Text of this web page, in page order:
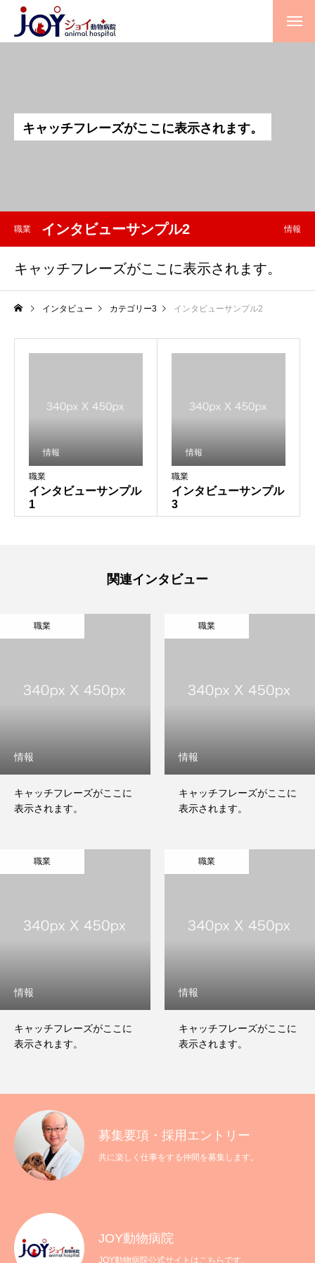
募集要項・採用エントリー
キャ ッチフレーズがこ こ に表示されます。
職業 インタビューサンプル2 情報
キャッチフレーズがここに表示されます。
インタビュー カテゴリー3 インタビューサンプル2
職業
インタビューサンプル
1
情報
職業
インタビューサンプル
3
情報
関連インタビュー
職業
情報
キャッチフレーズがここに
表示されます。
職業
情報
キャッチフレーズがここに
表示されます。
職業
情報
キャッチフレーズがここに
表示されます。
職業
情報
キャッチフレーズがここに
表示されます。
募集要項・採用エントリー
共に楽しく仕事をする仲間を募集します。
JOY動物病院
JOY動物病院公式サイトはこちらです。